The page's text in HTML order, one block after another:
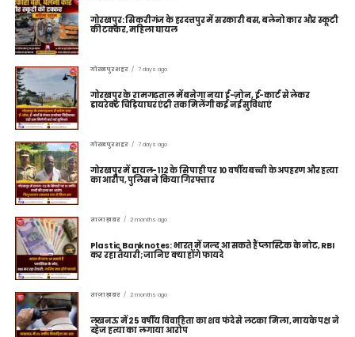
गोरखपुर: सिकरीगंज के हरदत्तपुर में सरकारी बस, बलेनो कार और स्कूटी
की टक्कर, महिला घायल
गोरखपुर शहर 7 days ago
गोरखपुर के रामगढ़ताल में बनेगा नया ई-ज़ोन, ई-कार्ट से लेकर
डायरेक्ट चिड़ियाघर एंट्री तक मिलेंगी कई नई सुविधाएं
गोरखपुर शहर 7 days ago
गोरखपुर में डायल-112 के सिपाही पर 10 वर्षीय बच्ची के अपहरण और हत्या
का आरोप, पुलिस ने किया गिरफ्तार
ताज़ा ख़बर 2 months ago
Plastic Banknotes: भारत में जल्द आ सकते हैं प्लास्टिक के नोट, RBI
कर रहा तैयारी; जानिए क्या होंगे फायदे
ताज़ा ख़बर 2 months ago
लखनऊ में 25 वर्षीय विवाहिता का शव फंदे से लटका मिला, मायके पक्ष ने
दहेज हत्या का लगाया आरोप